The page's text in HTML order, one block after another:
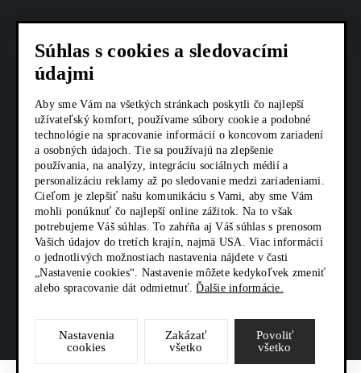
COOKIES
AKTUALITY
KARIÉRA
Z SHOP
KONTAKTY
SOCIÁLNE SIETE
Súhlas s cookies a sledovacími
údajmi
Aby sme Vám na všetkých stránkach poskytli čo najlepší
užívateľský komfort, používame súbory cookie a podobné
technológie na spracovanie informácií o koncovom zariadení
a osobných údajoch. Tie sa používajú na zlepšenie
používania, na analýzy, integráciu sociálnych médií a
personalizáciu reklamy až po sledovanie medzi zariadeniami.
Cieľom je zlepšiť našu komunikáciu s Vami, aby sme Vám
mohli ponúknuť čo najlepší online zážitok. Na to však
potrebujeme Váš súhlas. To zahŕňa aj Váš súhlas s prenosom
Vašich údajov do tretích krajín, najmä USA. Viac informácií
o jednotlivých možnostiach nastavenia nájdete v časti
„Nastavenie cookies“. Nastavenie môžete kedykoľvek zmeniť
alebo spracovanie dát odmietnuť.Ďalšie informácie.
Nastavenia
cookies
Zakázať
všetko
Povoliť
všetko